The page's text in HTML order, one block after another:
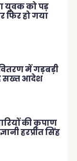
युवक को पड़
हो गया
में गड़बड़ी
सख्त आदेश
की कृपाण
हरप्रीत सिंह